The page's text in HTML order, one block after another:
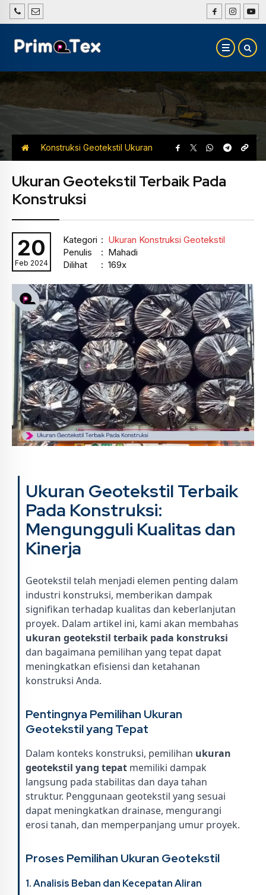
Konstruksi Geotekstil Ukuran
Konstruksi Geotekstil
Ukuran Geotekstil Terbaik Pada
Konstruksi
20
Feb 2024
Kategori : Ukuran Konstruksi Geotekstil
Penulis
: Mahadi
Dilihat
: 169x
Ukuran Geotekstil Terbaik
Pada Konstruksi:
Mengungguli Kualitas dan
Kinerja
Geotekstil telah menjadi elemen penting dalam
industri konstruksi, memberikan dampak
signifikan terhadap kualitas dan keberlanjutan
proyek. Dalam artikel ini, kami akan membahas
ukuran geotekstil terbaik pada konstruksi
dan bagaimana pemilihan yang tepat dapat
meningkatkan efisiensi dan ketahanan
konstruksi Anda.
Pentingnya Pemilihan Ukuran
Geotekstil yang Tepat
Dalam konteks konstruksi, pemilihan ukuran
geotekstil yang tepat memiliki dampak
langsung pada stabilitas dan daya tahan
struktur. Penggunaan geotekstil yang sesuai
dapat meningkatkan drainase, mengurangi
erosi tanah, dan memperpanjang umur proyek.
Proses Pemilihan Ukuran Geotekstil
1. Analisis Beban dan Kecepatan Aliran